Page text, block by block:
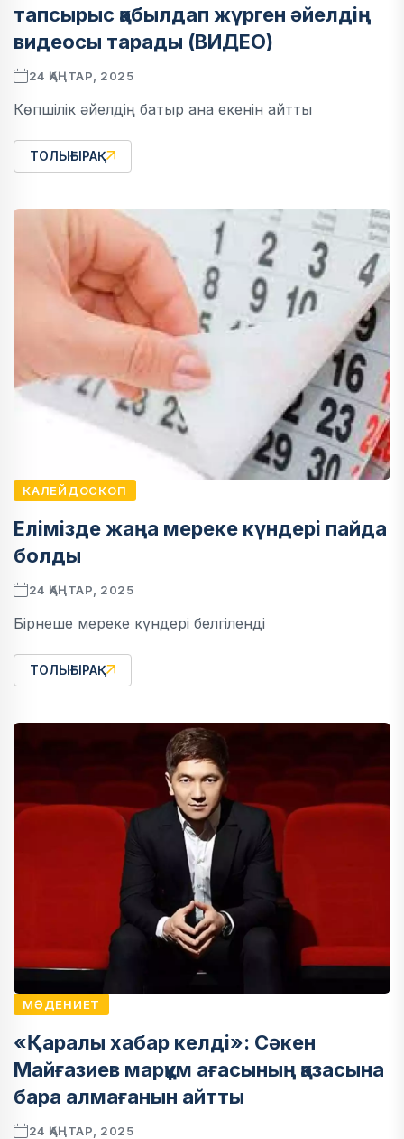
тапсырыс қабылдап жүрген әйелдің
видеосы тарады (ВИДЕО)
24 ҚАҢТАР, 2025
Көпшілік әйелдің батыр ана екенін айтты
ТОЛЫҒЫРАҚ
КАЛЕЙДОСКОП
Елімізде жаңа мереке күндері пайда
болды
24 ҚАҢТАР, 2025
Бірнеше мереке күндері белгіленді
ТОЛЫҒЫРАҚ
МӘДЕНИЕТ
«Қаралы хабар келді»: Сәкен
Майғазиев марқұм ағасының қазасына
бара алмағанын айтты
24 ҚАҢТАР, 2025